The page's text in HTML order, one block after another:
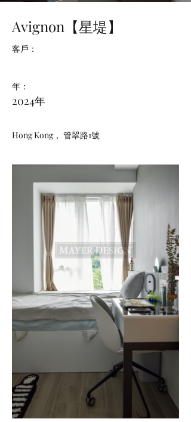
Avignon【星堤】
客戶：
年：
2024年
Hong Kong， 管翠路1號